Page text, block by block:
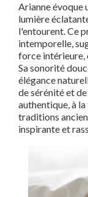
Arianne évoque
lumière
l'entourent. Ce
intemporelle,
force intérieure,
Sa sonorité
élégance
de sérénité et
authentique, à
traditions
inspirante et